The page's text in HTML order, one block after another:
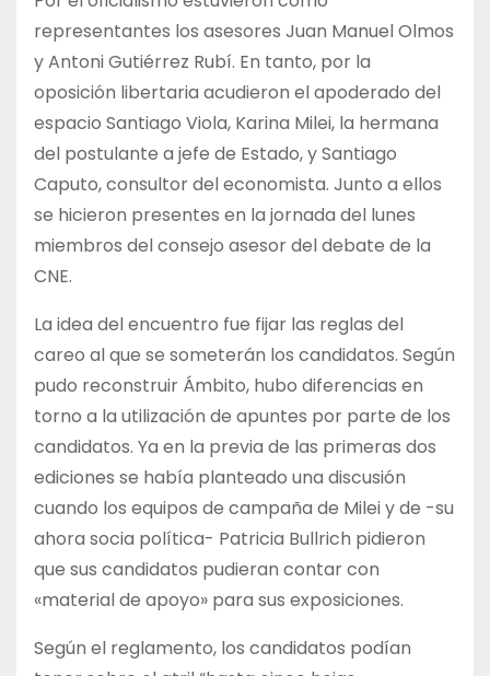
representantes los asesores Juan Manuel Olmos
y Antoni Gutiérrez Rubí. En tanto, por la
oposición libertaria acudieron el apoderado del
espacio Santiago Viola, Karina Milei, la hermana
del postulante a jefe de Estado, y Santiago
Caputo, consultor del economista. Junto a ellos
se hicieron presentes en la jornada del lunes
miembros del consejo asesor del debate de la
CNE.
La idea del encuentro fue fijar las reglas del
careo al que se someterán los candidatos. Según
pudo reconstruir Ámbito, hubo diferencias en
torno a la utilización de apuntes por parte de los
candidatos. Ya en la previa de las primeras dos
ediciones se había planteado una discusión
cuando los equipos de campaña de Milei y de -su
ahora socia política- Patricia Bullrich pidieron
que sus candidatos pudieran contar con
«material de apoyo» para sus exposiciones.
Según el reglamento, los candidatos podían